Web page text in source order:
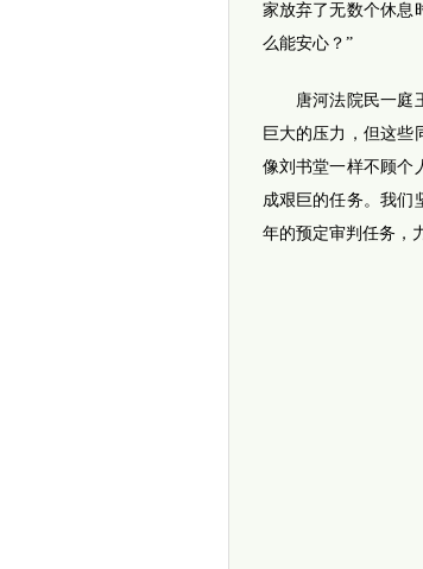
家放弃了无数个休息
么能安心？”
唐河法院民一庭王
巨大的压力，但这些
像刘书堂一样不顾个
成艰巨的任务。我们
年的预定审判任务，